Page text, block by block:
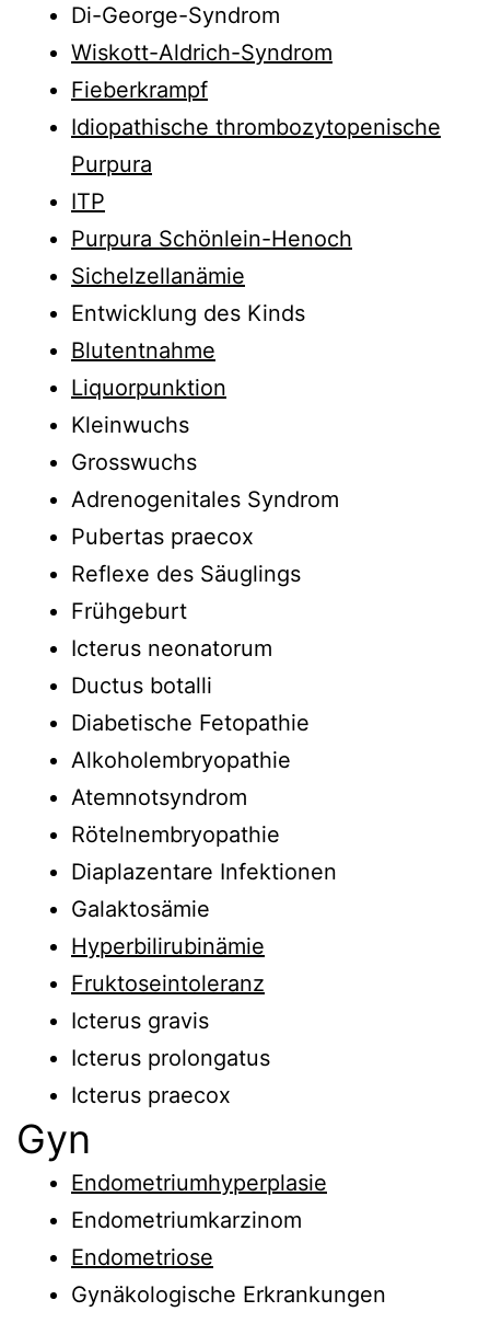
Di-George-Syndrom
Wiskott-Aldrich-Syndrom
Fieberkrampf
Idiopathische thrombozytopenische
Purpura
ITP
Purpura Schönlein-Henoch
Sichelzellanämie
Entwicklung des Kinds
Blutentnahme
Liquorpunktion
Kleinwuchs
Grosswuchs
Adrenogenitales Syndrom
Pubertas praecox
Reflexe des Säuglings
Frühgeburt
Icterus neonatorum
Ductus botalli
Diabetische Fetopathie
Alkoholembryopathie
Atemnotsyndrom
Rötelnembryopathie
Diaplazentare Infektionen
Galaktosämie
Hyperbilirubinämie
Fruktoseintoleranz
Icterus gravis
Icterus prolongatus
Icterus praecox
Gyn
Endometriumhyperplasie
Endometriumkarzinom
Endometriose
Gynäkologische Erkrankungen